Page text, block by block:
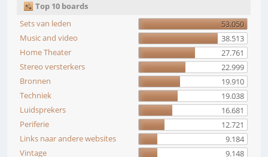
Top 10 boards
Sets van leden
53.050
Music and video
38.513
Home Theater
27.761
Stereo versterkers
22.999
Bronnen
19.910
Techniek
19.038
Luidsprekers
16.681
Periferie
12.721
Links naar andere websites
9.184
Vintage
9.148